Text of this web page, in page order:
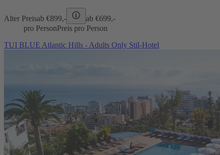
Alter Preisab €899,- ab €699,-
pro PersonPreis pro Person
TUI BLUE Atlantic Hills - Adults Only Stil-Hotel